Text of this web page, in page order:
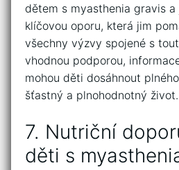
dětem ⁣s⁤ myasthenia gravis
klíčovou oporu, která ‌jim
‍všechny výzvy spojené​ s
vhodnou podporou,
mohou​ děti​ dosáhnout
šťastný a plnohodnotný život.
7. Nutriční
děti s